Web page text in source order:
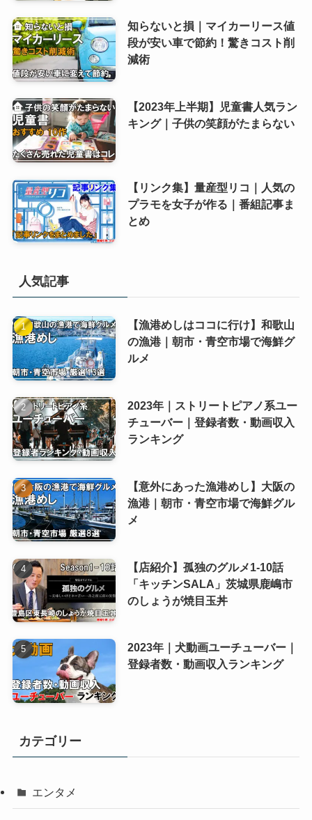
知らないと損｜マイカーリース値
段が安い車で節約！驚きコスト削
減術
【2023年上半期】児童書人気ラン
キング｜子供の笑顔がたまらない
【リンク集】量産型リコ｜人気の
プラモを女子が作る｜番組記事ま
とめ
人気記事
【漁港めしはココに行け】和歌山
の漁港｜朝市・青空市場で海鮮グ
ルメ
2023年｜ストリートピアノ系ユー
チューバー｜登録者数・動画収入
ランキング
【意外にあった漁港めし】大阪の
漁港｜朝市・青空市場で海鮮グル
メ
【店紹介】孤独のグルメ1-10話
「キッチンSALA」茨城県鹿嶋市
のしょうが焼目玉丼
2023年｜犬動画ユーチューバー｜
登録者数・動画収入ランキング
カテゴリー
エンタメ